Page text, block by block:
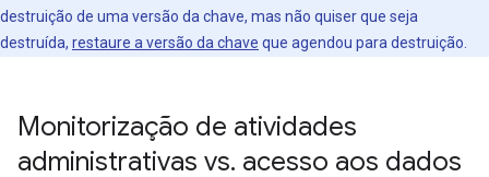
destruição de uma versão da chave, mas não quiser que seja
destruída, restaure a versão da chave que agendou para destruição.
Monitorização de atividades
administrativas vs. acesso aos dados